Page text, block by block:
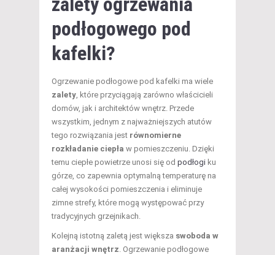
podłogowego pod
kafelki?
Ogrzewanie podłogowe pod kafelki ma wiele
zalety, które przyciągają zarówno właścicieli
domów, jak i architektów wnętrz. Przede
wszystkim, jednym z najważniejszych atutów
tego rozwiązania jest równomierne
rozkładanie ciepła w pomieszczeniu. Dzięki
temu ciepłe powietrze unosi się od podłogi ku
górze, co zapewnia optymalną temperaturę na
całej wysokości pomieszczenia i eliminuje
zimne strefy, które mogą występować przy
tradycyjnych grzejnikach.
Kolejną istotną zaletą jest większa swoboda w
aranżacji wnętrz. Ogrzewanie podłogowe